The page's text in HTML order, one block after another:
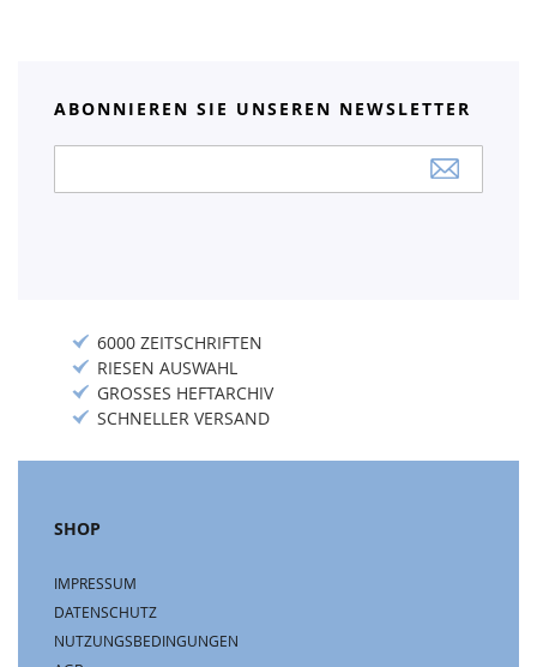
ABONNIEREN SIE UNSEREN NEWSLETTER
Newsletter:
6000 ZEITSCHRIFTEN
RIESEN AUSWAHL
GROSSES HEFTARCHIV
SCHNELLER VERSAND
SHOP
IMPRESSUM
DATENSCHUTZ
NUTZUNGSBEDINGUNGEN